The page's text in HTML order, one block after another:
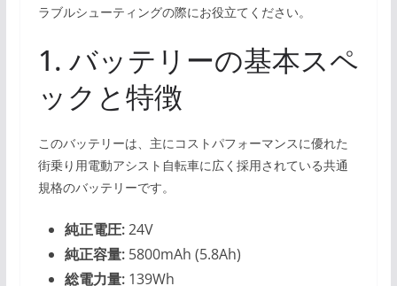
ラブルシューティングの際にお役立てください。
1. バッテリーの基本スペ
ックと特徴
このバッテリーは、主にコストパフォーマンスに優れた
街乗り用電動アシスト自転車に広く採用されている共通
規格のバッテリーです。
純正電圧:24V
純正容量:5800mAh (5.8Ah)
総電力量:139Wh